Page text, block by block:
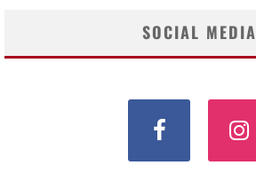
SOCIAL MEDIA